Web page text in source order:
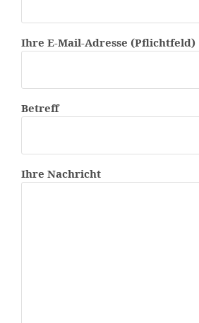
Ihre E-Mail-Adresse (Pflichtfeld)
Betreff
Ihre Nachricht